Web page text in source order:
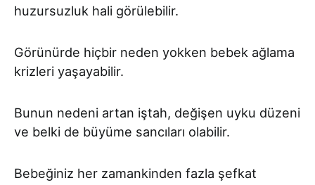
huzursuzluk hali görülebilir.
Görünürde hiçbir neden yokken bebek ağlama
krizleri yaşayabilir.
Bunun nedeni artan iştah, değişen uyku düzeni
ve belki de büyüme sancıları olabilir.
Bebeğiniz her zamankinden fazla şefkat